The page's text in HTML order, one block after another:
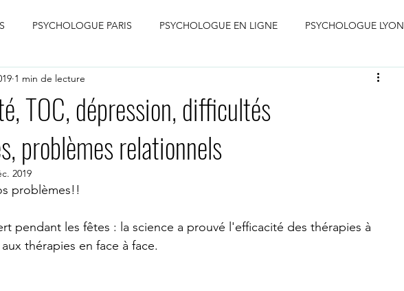
PSYCHOLOGUE PARIS PSYCHOLOGUE EN LIGNE PSYCHOLOGUE LYON
PSYCHOLOGUE MARSEILLE
PSYCHOLOGUE VISIO PSYCHOLOGUE SKYPE
psychologue Nantes
PARIS 14 PSYCHOLOGUE
TOC, dépression, difficultés
problèmes relationnels
1 min de lecture
2019
problèmes!!
pendant les fêtes : la science a prouvé l'efficacité des thérapies à
thérapies en face à face.